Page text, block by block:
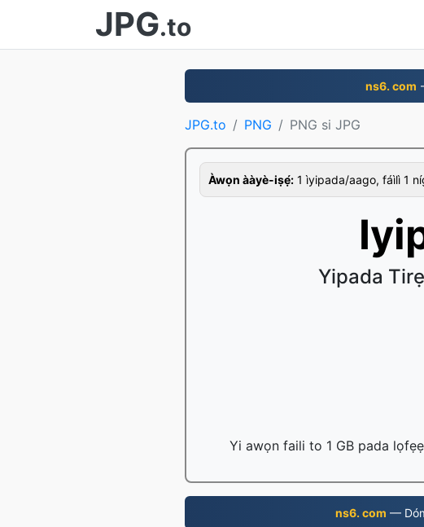
JPG.to
ns6. com
JPG.to PNG PNG si JPG
Àwọn ààyè-iṣẹ́: 1 ìyipada/aago, fáìlì 1
Yipada
Yi awọn faili to 1 GB pada
ns6. com —